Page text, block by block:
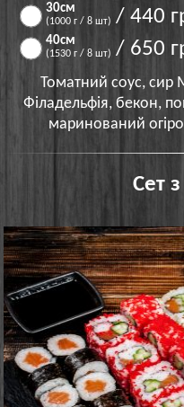
30см
(1000 г / 8 шт) / 440
40см
(1530 г / 8 шт) / 650
Томатний соус, сир
Філадельфія, бекон,
маринований
Сет